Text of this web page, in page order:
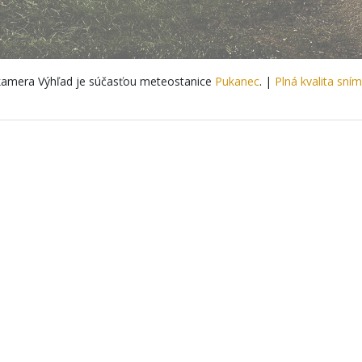
Výhľad je súčasťou meteostanice Pukanec. | Plná kvalita